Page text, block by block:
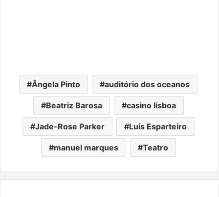
Ângela Pinto auditório dos oceanos
Beatriz Barosa casino lisboa
Jade-Rose Parker Luís Esparteiro
manuel marques Teatro